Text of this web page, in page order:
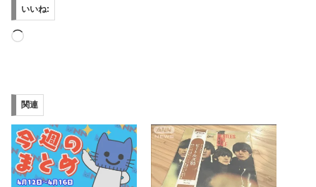
いいね:
読
み
中…
関連